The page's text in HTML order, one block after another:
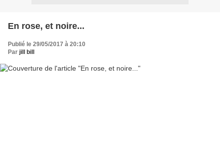
En rose, et noire...
Publié le 29/05/2017 à 20:10
Par jill bill